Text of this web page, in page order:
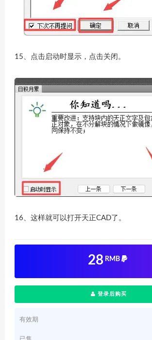
15、点击启动时显示，点击关闭。
16、这样就可以打开天正CAD了。
28 RMB
登录后购买
有效期